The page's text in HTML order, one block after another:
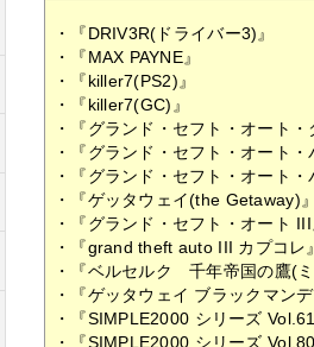
・『DRIV3R(ドライバー3)』
・『MAX PAYNE』
・『killer7(PS2)』
・『killer7(GC)』
・『グランド・セフト・オート
・『グランド・セフト・オート
・『グランド・セフト・オート
・『ゲッタウェイ(the Getaway)
・『グランド・セフト・オート
・『grand theft auto III カプコレ
・『ベルセルク 千年帝国の鷹(
・『ゲッタウェイ ブラックマン
・『SIMPLE2000 シリーズ
・『SIMPLE2000 シリーズ